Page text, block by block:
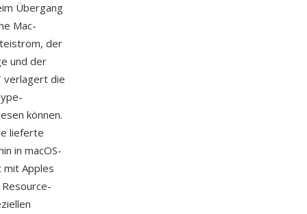
Übergang
Mac-
der
und der
verlagert die
können.
lieferte
in macOS-
mit Apples